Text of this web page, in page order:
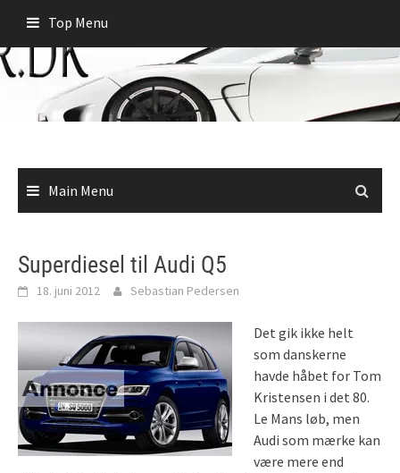
content
Top Menu
Main Menu
Superdiesel til Audi Q5
18. juni 2012 Sebastian Pedersen
Det gik ikke helt
som danskerne
havde håbet for Tom
Kristensen i det 80.
Le Mans løb, men
Audi som mærke kan
være mere end